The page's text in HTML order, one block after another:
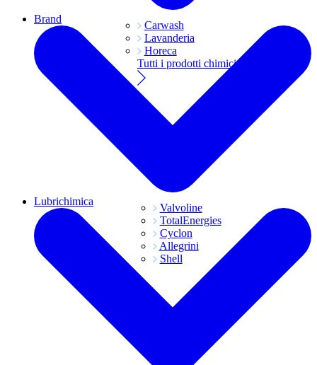
Carwash
Lavanderia
Horeca
Tutti i prodotti chimici
Brand
Valvoline
TotalEnergies
Cyclon
Allegrini
Shell
Lubrichimica